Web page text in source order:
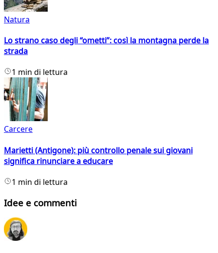
Natura
Lo strano caso degli “ometti”: così la montagna perde la
strada
1 min di lettura
Carcere
Marietti (Antigone): più controllo penale sui giovani
significa rinunciare a educare
1 min di lettura
Idee e commenti